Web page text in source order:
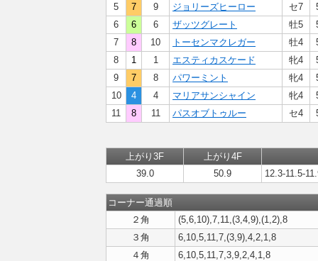
5
7 9 ジョリーズヒーロー セ7
6
6 6 ザッツグレート 牡5
7
8 10 トーセンマクレガー 牡4
8
1 1 エスティカスケード 牝4
9
7 8 パワーミント 牝4
10
4 4 マリアサンシャイン 牝4
11
8 11 パスオブトゥルー セ4
上がり3F
上がり4F
39.0
50.9 12.3-11.5-
コーナー通過順
２角
(5,6,10),7,11,(3,4,9),(1,2),8
３角
6,10,5,11,7,(3,9),4,2,1,8
４角
6,10,5,11,7,3,9,2,4,1,8